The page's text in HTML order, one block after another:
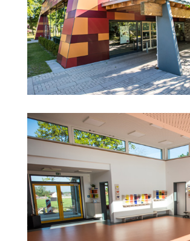
Mensa Marklohe
Bildungshaus